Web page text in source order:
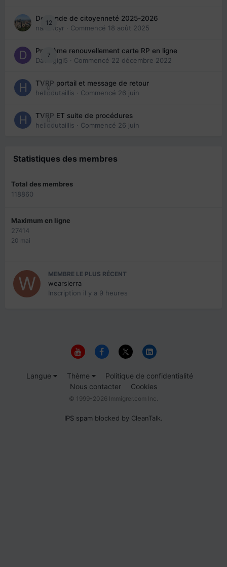
12
Demande de citoyenneté 2025-2026
nanancyr · Commencé 18 août 2025
7
Problème renouvellement carte RP en ligne
Davidgigi5 · Commencé 22 décembre 2022
0
TVRP portail et message de retour
hellodutaillis · Commencé 26 juin
0
TVRP ET suite de procédures
hellodutaillis · Commencé 26 juin
Statistiques des membres
Total des membres
118860
Maximum en ligne
27414
20 mai
MEMBRE LE PLUS RÉCENT
wearsierra
Inscription il y a 9 heures
Langue Thème
Politique de confidentialité
Nous contacter
Cookies
© 1999-2026 Immigrer.com Inc.
IPS spam blocked by CleanTalk.